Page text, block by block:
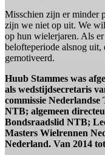
Misschien zijn er minder
zijn we niet op uit. We
op hun wielerjaren. Als
belofteperiode alsnog uit,
gemotiveerd.
Huub Stammes was
als wedstijdsecretaris
commissie
NTB; algemeen
Bondsraadslid NTB;
Masters Wielrennen
Nederland. Van 2014